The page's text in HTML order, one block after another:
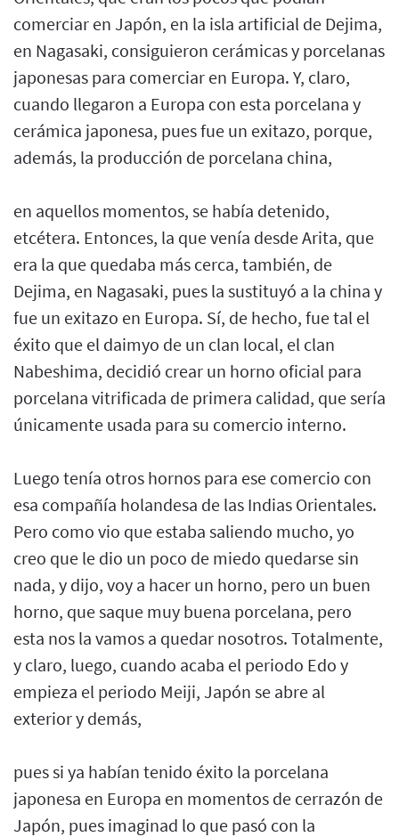
comerciar en Japón, en la isla artificial de Dejima,
en Nagasaki, consiguieron cerámicas y porcelanas
japonesas para comerciar en Europa. Y, claro,
cuando llegaron a Europa con esta porcelana y
cerámica japonesa, pues fue un exitazo, porque,
además, la producción de porcelana china,
en aquellos momentos, se había detenido,
etcétera. Entonces, la que venía desde Arita, que
era la que quedaba más cerca, también, de
Dejima, en Nagasaki, pues la sustituyó a la china y
fue un exitazo en Europa. Sí, de hecho, fue tal el
éxito que el daimyo de un clan local, el clan
Nabeshima, decidió crear un horno oficial para
porcelana vitrificada de primera calidad, que sería
únicamente usada para su comercio interno.
Luego tenía otros hornos para ese comercio con
esa compañía holandesa de las Indias Orientales.
Pero como vio que estaba saliendo mucho, yo
creo que le dio un poco de miedo quedarse sin
nada, y dijo, voy a hacer un horno, pero un buen
horno, que saque muy buena porcelana, pero
esta nos la vamos a quedar nosotros. Totalmente,
y claro, luego, cuando acaba el periodo Edo y
empieza el periodo Meiji, Japón se abre al
exterior y demás,
pues si ya habían tenido éxito la porcelana
japonesa en Europa en momentos de cerrazón de
Japón, pues imaginad lo que pasó con la